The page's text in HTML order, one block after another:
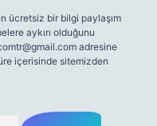
ücretsiz bir bilgi paylaşım
aykırı olduğunu
adresine
içerisinde sitemizden